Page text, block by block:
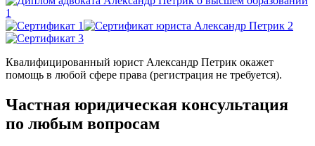
Квалифицированный юрист Александр Петрик окажет
помощь в любой сфере права (регистрация не требуется).
Частная юридическая консультация
по любым вопросам